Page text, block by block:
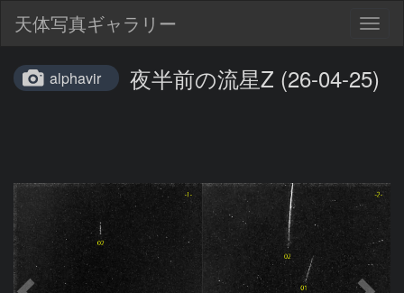
天体写真ギャラリー
alphavir 夜半前の流星Z (26-04-25)